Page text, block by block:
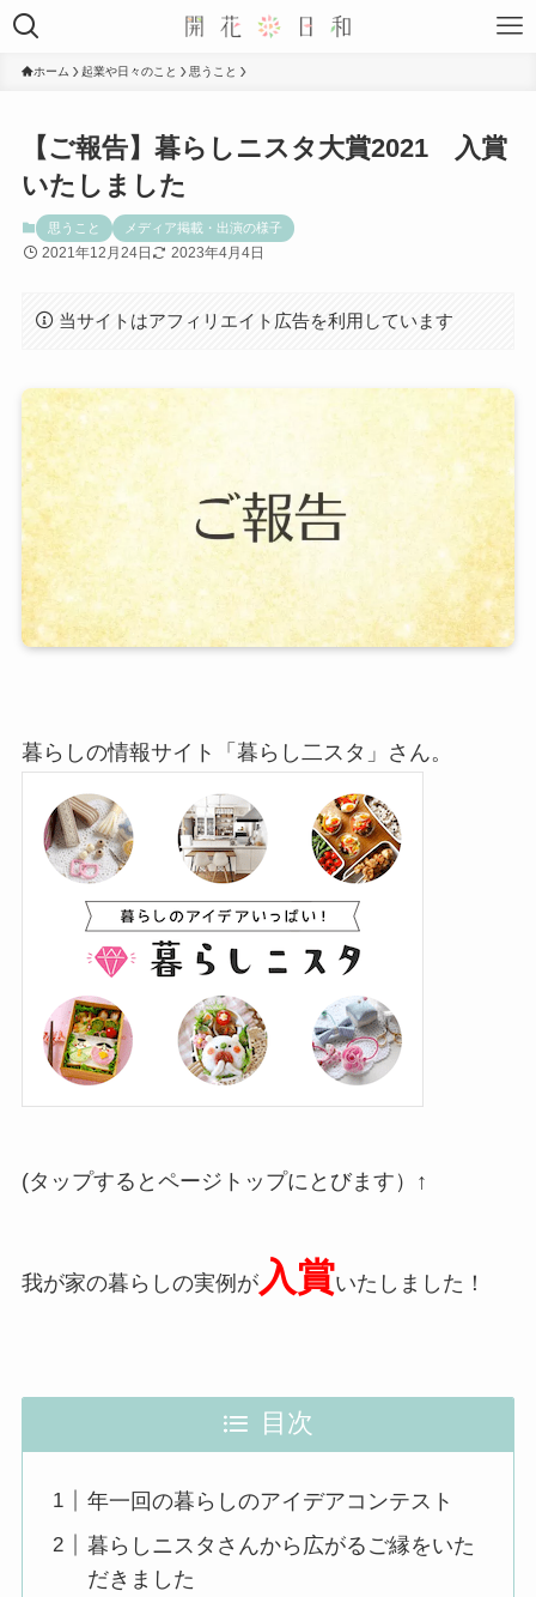
ホーム 起業や日々のこと 思うこと
【ご報告】暮らしニスタ大賞2021 入賞
いたしました
思うこと メディア掲載・出演の様子
2021年12月24日 2023年4月4日
当サイトはアフィリエイト広告を利用しています
暮らしの情報サイト「暮らし二スタ」さん。
(タップするとページトップにとびます）↑
我が家の暮らしの実例が入賞いたしました！
目次
年一回の暮らしのアイデアコンテスト
暮らしニスタさんから広がるご縁をいた
だきました